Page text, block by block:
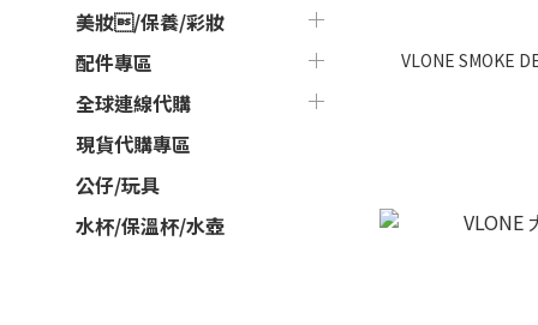
美妝/保養/彩妝
配件專區
全球連線代購
現貨代購專區
公仔/玩具
水杯/保溫杯/水壺
VLONE SMOKE